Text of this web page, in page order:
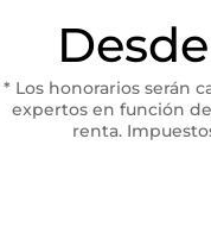
Desde
* Los honorarios serán
expertos en función
renta.